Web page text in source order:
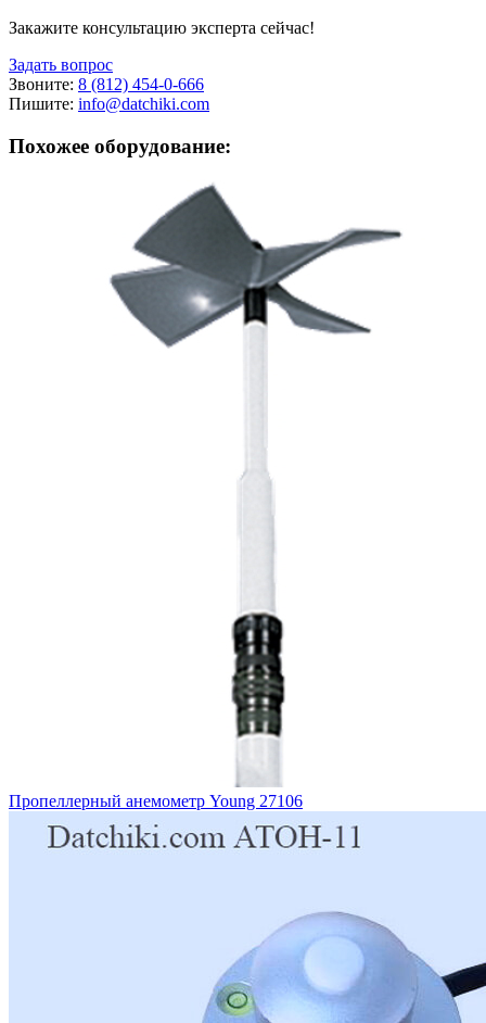
Закажите консультацию эксперта сейчас!
Задать вопрос
Звоните: 8 (812) 454-0-666
Пишите: info@datchiki.com
Похожее оборудование:
Пропеллерный анемометр Young 27106